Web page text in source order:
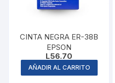
CINTA NEGRA ER-38B
EPSON
L56.70
AÑADIR AL CARRITO